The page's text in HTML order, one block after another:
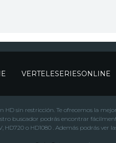
VERTELESERIESONLINE
sin restricción. Te ofrecemos la
buscador podrás encontrar
HD720 o HD1080 . Además podrás